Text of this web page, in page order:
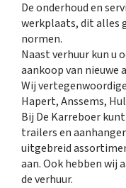
De onderhoud en
werkplaats, dit alles
normen.
Naast verhuur kun u
aankoop van nieuwe
Wij
Hapert, Anssems,
Bij De Karreboer
trailers en
uitgebreid
aan. Ook hebben wij
de verhuur.